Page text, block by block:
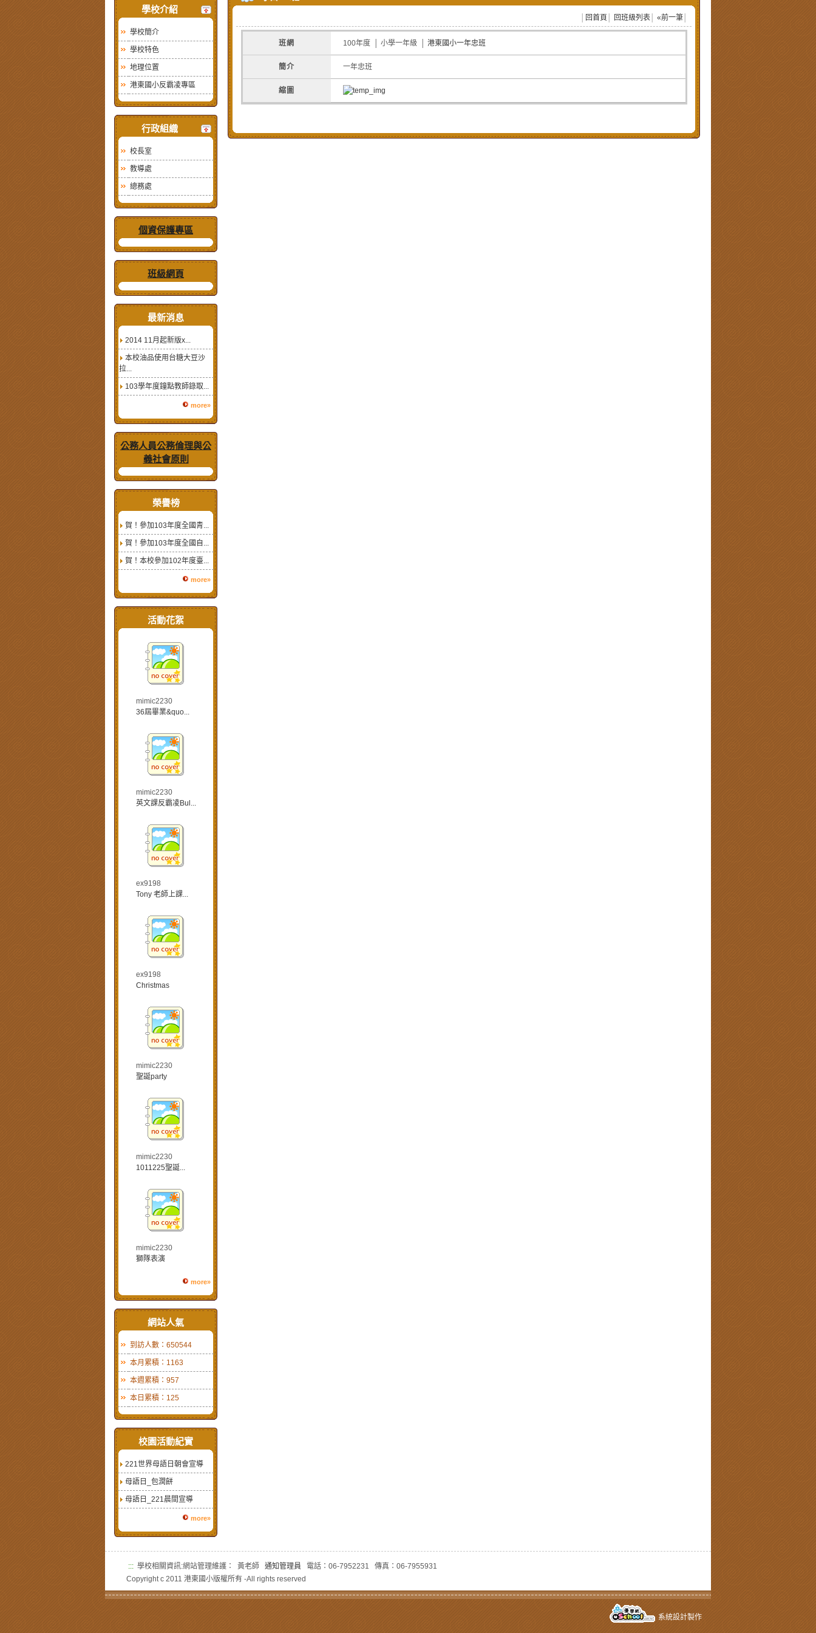
學校介紹
學校簡介
學校特色
地理位置
港東國小反霸凌專區
行政組織
校長室
教導處
總務處
個資保護專區
班級網頁
最新消息
2014 11月起新版x...
本校油品使用台糖大豆沙
拉...
103學年度鐘點教師錄取...
more»
公務人員公務倫理與公
義社會原則
榮譽榜
賀！參加103年度全國青...
賀！參加103年度全國自...
賀！本校參加102年度臺...
more»
活動花絮
mimic2230
36屆畢業&quo...
mimic2230
英文課反霸凌Bul...
ex9198
Tony 老師上課...
ex9198
Christmas
mimic2230
聖誕party
mimic2230
1011225聖誕...
mimic2230
獅隊表演
more»
網站人氣
到訪人數：650544
本月累積：1163
本週累積：957
本日累積：125
校園活動紀實
221世界母語日朝會宣導
母語日_包潤餅
母語日_221晨間宣導
more»
回首頁 回班級列表 «前一筆
班網 100年度 │ 小學一年級 │ 港東國小一年忠班
簡介 一年忠班
縮圖
::: 學校相關資訊:網站管理維護： 黃老師 通知管理員 電話：06-7952231 傳真：06-7955931
Copyright c 2011 港東國小版權所有 -All rights reserved
系統設計製作